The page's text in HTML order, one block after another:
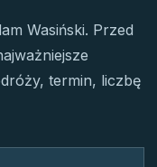
Wasiński. Przed
termin, liczbę